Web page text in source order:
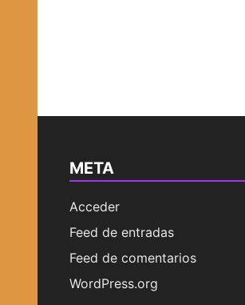
META
Acceder
Feed de entradas
Feed de comentarios
WordPress.org